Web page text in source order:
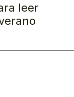
leer